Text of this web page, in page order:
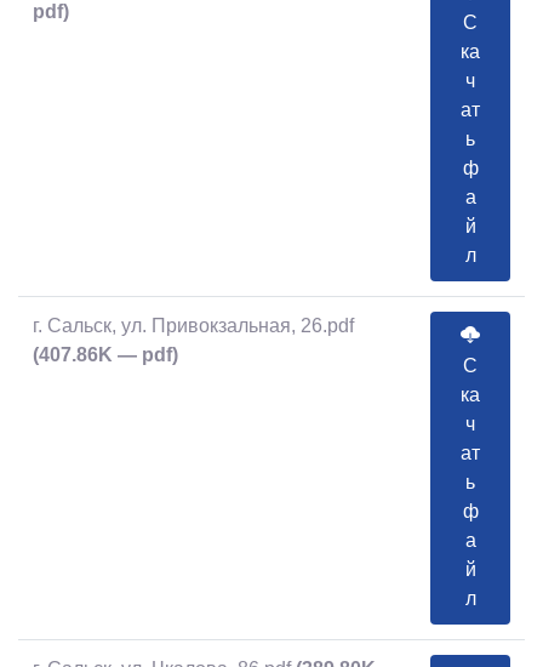
pdf)
С
ка
ч
ат
ь
ф
а
й
л
г. Сальск, ул. Привокзальная, 26.pdf
(407.86K — pdf)
С
ка
ч
ат
ь
ф
а
й
л